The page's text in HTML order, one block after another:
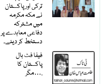
ترکی اور پاکستان
نے مکہ مکرمہ
میں مشترکہ
دفاعی معاہدے پر
دستخط کر دیئے۔
فیفا فٹ بال
پاکستان کا
مگر….